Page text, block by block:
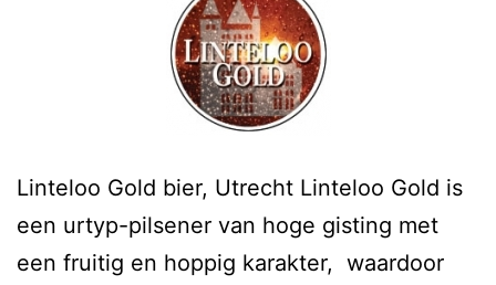
Linteloo Gold bier, Utrecht Linteloo Gold is
een urtyp-pilsener van hoge gisting met
een fruitig en hoppig karakter, waardoor